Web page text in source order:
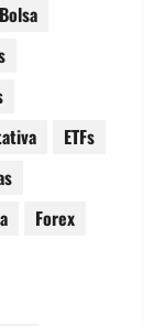
Bolsa
ETFs
Forex